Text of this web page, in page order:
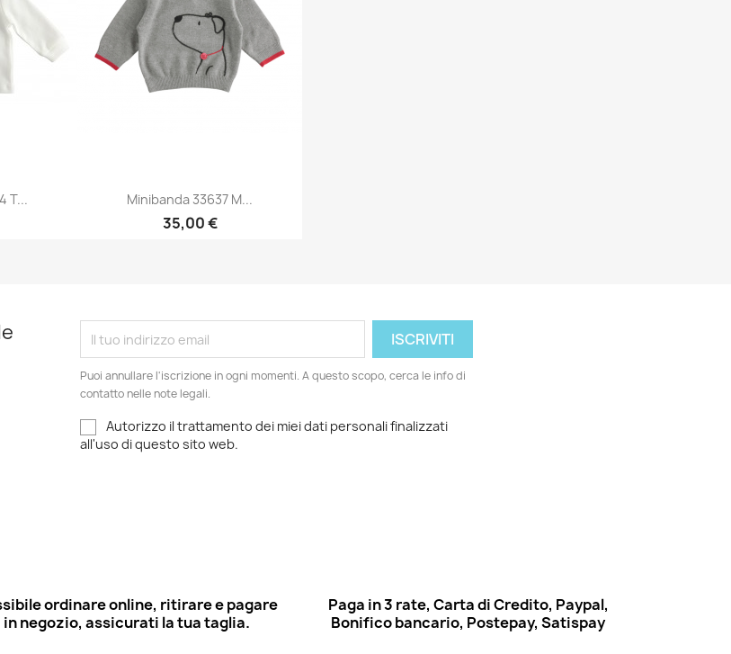
T... Minibanda 33637 M...
35,00 €
Puoi annullare l'iscrizione in ogni momenti. A questo scopo, cerca le info di
contatto nelle note legali.
Autorizzo il trattamento dei miei dati personali finalizzati
all'uso di questo sito web.
ordinare online, ritirare e pagare
in negozio, assicurati la tua taglia.
Paga in 3 rate, Carta di Credito, Paypal,
Bonifico bancario, Postepay, Satispay